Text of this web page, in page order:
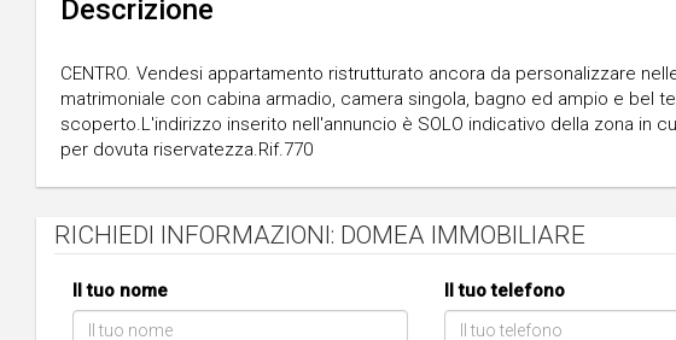
Descrizione
CENTRO. Vendesi appartamento ristrutturato ancora da personalizzare
matrimoniale con cabina armadio, camera singola, bagno ed ampio e bel
scoperto.L'indirizzo inserito nell'annuncio è SOLO indicativo della zona in
per dovuta riservatezza.Rif.770
RICHIEDI INFORMAZIONI: DOMEA IMMOBILIARE
Il tuo nome Il tuo telefono